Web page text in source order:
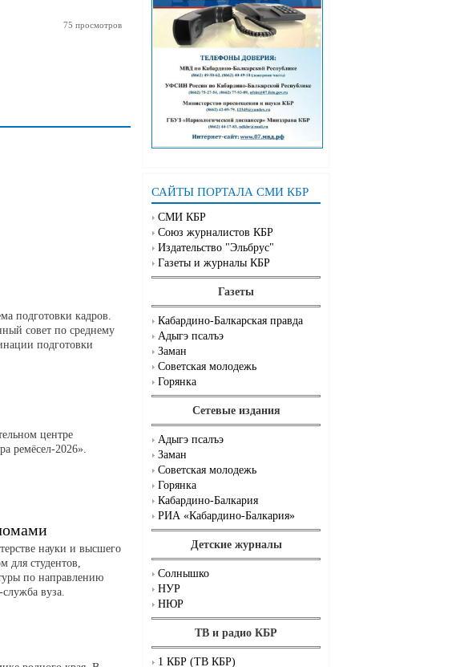
САЙТЫ ПОРТАЛА СМИ КБР
СМИ КБР
Союз журналистов КБР
Издательство "Эльбрус"
Газеты и журналы КБР
Газеты
Кабардино-Балкарская правда
Адыгэ псалъэ
Заман
Советская молодежь
Горянка
Сетевые издания
Адыгэ псалъэ
Заман
Советская молодежь
Горянка
Кабардино-Балкария
РИА «Кабардино-Балкария»
Детские журналы
Солнышко
НУР
НЮР
ТВ и радио КБР
1 КБР (ТВ КБР)
75 просмотров
подготовки кадров.
совет по среднему
подготовки
центре
ремёсел-2026».
науки и высшего
для студентов,
по направлению
вуза.